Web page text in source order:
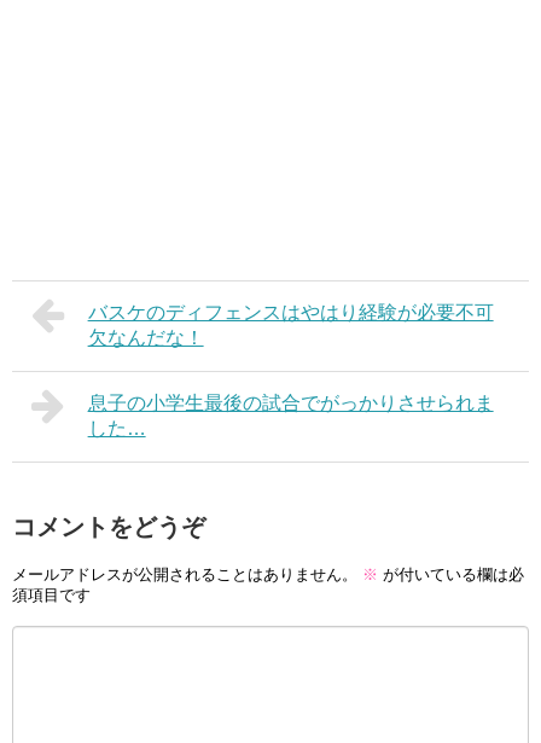
バスケのディフェンスはやはり経験が必要不可
欠なんだな！
息子の小学生最後の試合でがっかりさせられま
した…
コメントをどうぞ
メールアドレスが公開されることはありません。 ※ が付いている欄は必
須項目です